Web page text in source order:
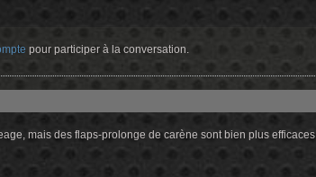
pour participer à la conversation.
mais des flaps-prolonge de carène sont bien plus efficaces